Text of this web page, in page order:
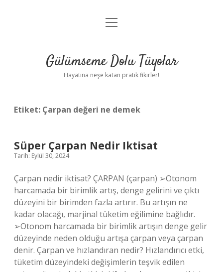
Anasayfa
Yasal Uyarı
menüyü
Gülümseme Dolu Tüyolar
Hayatına neşe katan pratik fikirler!
Etiket: Çarpan değeri ne demek
Süper Çarpan Nedir Iktisat
Tarih: Eylül 30, 2024
Çarpan nedir iktisat? ÇARPAN (çarpan) ➢Otonom
harcamada bir birimlik artış, denge gelirini ve çıktı
düzeyini bir birimden fazla artırır. Bu artışın ne
kadar olacağı, marjinal tüketim eğilimine bağlıdır.
➢Otonom harcamada bir birimlik artışın denge gelir
düzeyinde neden olduğu artışa çarpan veya çarpan
denir. Çarpan ve hızlandıran nedir? Hızlandırıcı etki,
tüketim düzeyindeki değişimlerin teşvik edilen